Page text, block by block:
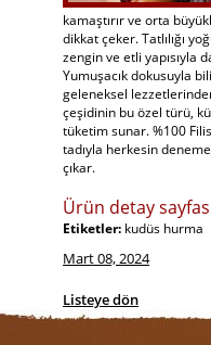
kamaştırır ve orta
dikkat çeker. Tatlılığı
zengin ve etli yapısıyla
Yumuşacık dokusuyla
geleneksel
çeşidinin bu özel türü,
tüketim sunar. %100
tadıyla herkesin
çıkar.
Ürün detay
Etiketler: kudüs hurma
Mart 08, 2024
Listeye dön